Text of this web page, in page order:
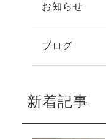
お知らせ
ブログ
新着記事